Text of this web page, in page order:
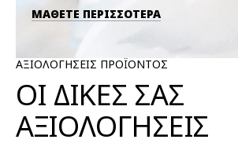
ΜΑΘΕΤΕ ΠΕΡΙΣΣΟΤΕΡΑ
ΑΞΙΟΛΟΓΗΣΕΙΣ ΠΡΟΪΟΝΤΟΣ
ΟΙ ΔΙΚΕΣ ΣΑΣ
ΑΞΙΟΛΟΓΗΣΕΙΣ